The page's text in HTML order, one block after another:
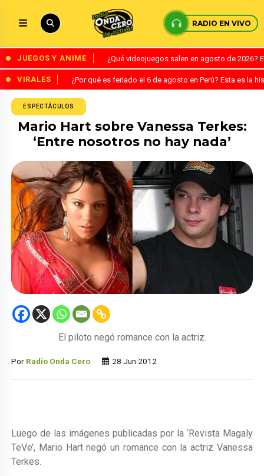
RADIO EN VIVO
JUEGOS Y ANIME ¿Qué videojuegos salen en agosto de
VIRALES ¿Por qué es feriado el 6 de agosto en Perú? Esta es la
ESPECTÁCULOS
Mario Hart sobre Vanessa Terkes:
‘Entre nosotros no hay nada’
El piloto negó romance con la actriz.
Por Radio Onda Cero 28 Jun 2012
Luego de las imágenes publicadas por la ‘Revista Magaly
TeVe’, Mario Hart negó un romance con la actriz Vanessa
Terkes.